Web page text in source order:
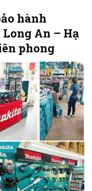
hành
An – Hạ
phong